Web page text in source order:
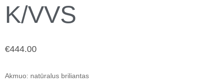
K/VVS
€444.00
Akmuo: natūralus briliantas